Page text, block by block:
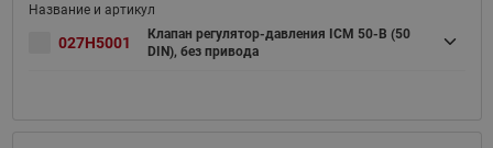
027H5001
Клапан регулятор-давления ICM 50-B (50
DIN), без привода